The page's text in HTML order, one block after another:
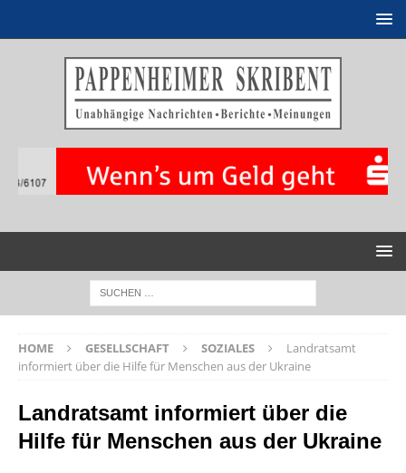
HOME GESELLSCHAFT SOZIALES
Landratsamt
informiert über die Hilfe für Menschen aus der Ukraine
Landratsamt informiert über die
Hilfe für Menschen aus der Ukraine